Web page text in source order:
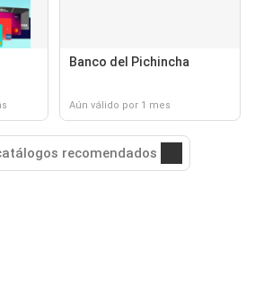
Banco del Pichincha
Aún válido por 1 mes
recomendados